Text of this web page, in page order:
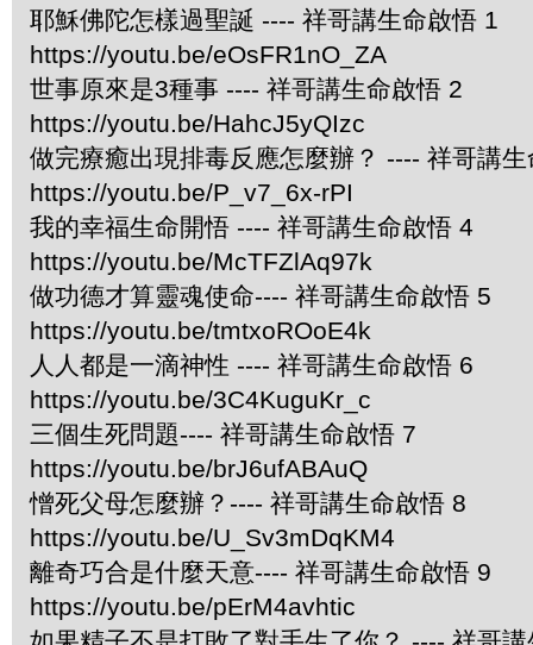
耶穌佛陀怎樣過聖誕 ---- 祥哥講生命啟悟 1
https://youtu.be/eOsFR1nO_ZA
世事原來是3種事 ---- 祥哥講生命啟悟 2
https://youtu.be/HahcJ5yQIzc
做完療癒出現排毒反應怎麼辦？ ---- 祥哥講
https://youtu.be/P_v7_6x-rPI
我的幸福生命開悟 ---- 祥哥講生命啟悟 4
https://youtu.be/McTFZlAq97k
做功德才算靈魂使命---- 祥哥講生命啟悟 5
https://youtu.be/tmtxoROoE4k
人人都是一滴神性 ---- 祥哥講生命啟悟 6
https://youtu.be/3C4KuguKr_c
三個生死問題---- 祥哥講生命啟悟 7
https://youtu.be/brJ6ufABAuQ
憎死父母怎麼辦？---- 祥哥講生命啟悟 8
https://youtu.be/U_Sv3mDqKM4
離奇巧合是什麼天意---- 祥哥講生命啟悟 9
https://youtu.be/pErM4avhtic